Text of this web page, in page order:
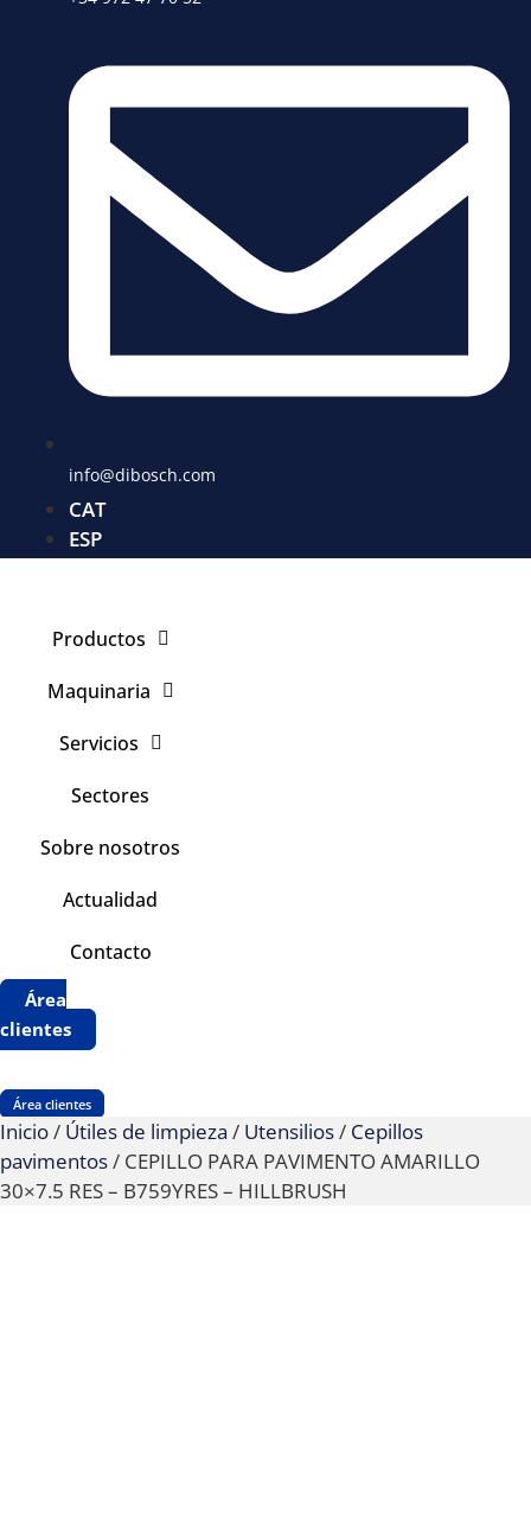
info@dibosch.com
CAT
ESP
Productos
Maquinaria
Servicios
Sectores
Sobre nosotros
Actualidad
Contacto
Área
clientes
Área clientes
Inicio/ Útiles de limpieza / Utensilios/ Cepillos
pavimentos/ CEPILLO PARA PAVIMENTO AMARILLO
30×7.5 RES – B759YRES – HILLBRUSH